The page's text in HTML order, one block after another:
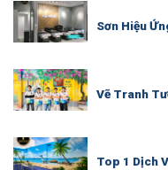
Sơn Hiệu
Vẽ Tranh
Top 1 Dịch